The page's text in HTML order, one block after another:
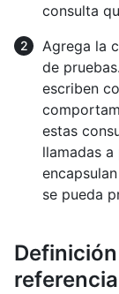
consulta
Agrega la
de
escriben
estas
llamadas
se pueda